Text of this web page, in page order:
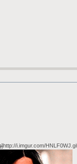
http://i.imgur.com/